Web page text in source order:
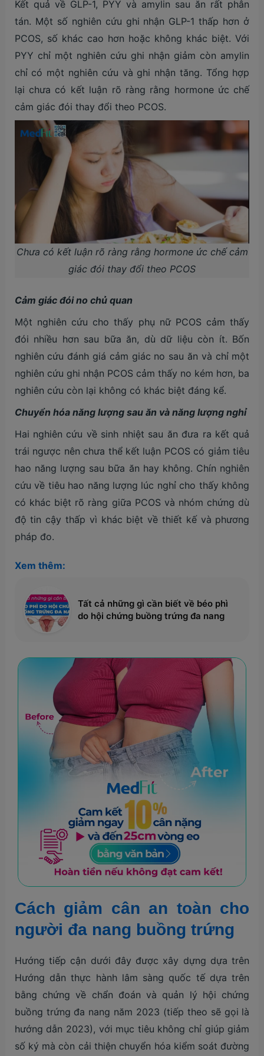
Kết quả về GLP-1, PYY và amylin sau ăn rất phân
tán. Một số nghiên cứu ghi nhận GLP-1 thấp hơn ở
PCOS, số khác cao hơn hoặc không khác biệt. Với
PYY chỉ một nghiên cứu ghi nhận giảm còn amylin
chỉ có một nghiên cứu và ghi nhận tăng. Tổng hợp
lại chưa có kết luận rõ ràng rằng hormone ức chế
cảm giác đói thay đổi theo PCOS.
Chưa có kết luận rõ ràng rằng hormone ức chế cảm
giác đói thay đổi theo PCOS
Cảm giác đói no chủ quan
Một nghiên cứu cho thấy phụ nữ PCOS cảm thấy
đói nhiều hơn sau bữa ăn, dù dữ liệu còn ít. Bốn
nghiên cứu đánh giá cảm giác no sau ăn và chỉ một
nghiên cứu ghi nhận PCOS cảm thấy no kém hơn, ba
nghiên cứu còn lại không có khác biệt đáng kể.
Chuyển hóa năng lượng sau ăn và năng lượng nghỉ
Hai nghiên cứu về sinh nhiệt sau ăn đưa ra kết quả
trái ngược nên chưa thể kết luận PCOS có giảm tiêu
hao năng lượng sau bữa ăn hay không. Chín nghiên
cứu về tiêu hao năng lượng lúc nghỉ cho thấy không
có khác biệt rõ ràng giữa PCOS và nhóm chứng dù
độ tin cậy thấp vì khác biệt về thiết kế và phương
pháp đo.
Xem thêm:
Tất cả những gì cần biết về béo phì
do hội chứng buồng trứng đa nang
Cách giảm cân an toàn cho
người đa nang buồng trứng
Hướng tiếp cận dưới đây được xây dựng dựa trên
Hướng dẫn thực hành lâm sàng quốc tế dựa trên
bằng chứng về chẩn đoán và quản lý hội chứng
buồng trứng đa nang năm 2023 (tiếp theo sẽ gọi là
hướng dẫn 2023), với mục tiêu không chỉ giúp giảm
số ký mà còn cải thiện chuyển hóa kiểm soát đường